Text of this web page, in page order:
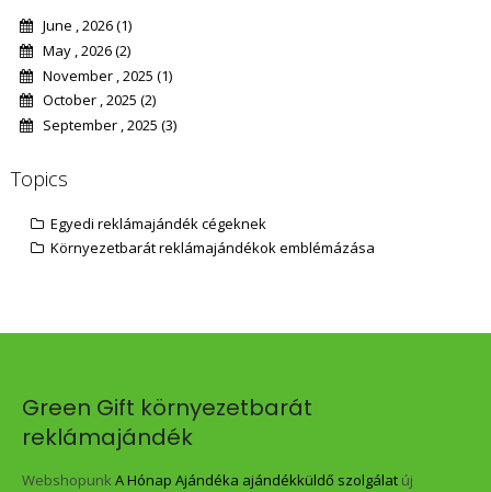
June , 2026 (1)
May , 2026 (2)
November , 2025 (1)
October , 2025 (2)
September , 2025 (3)
Topics
Egyedi reklámajándék cégeknek
Környezetbarát reklámajándékok emblémázása
Green Gift környezetbarát
reklámajándék
Webshopunk A Hónap Ajándéka ajándékküldő szolgálat új